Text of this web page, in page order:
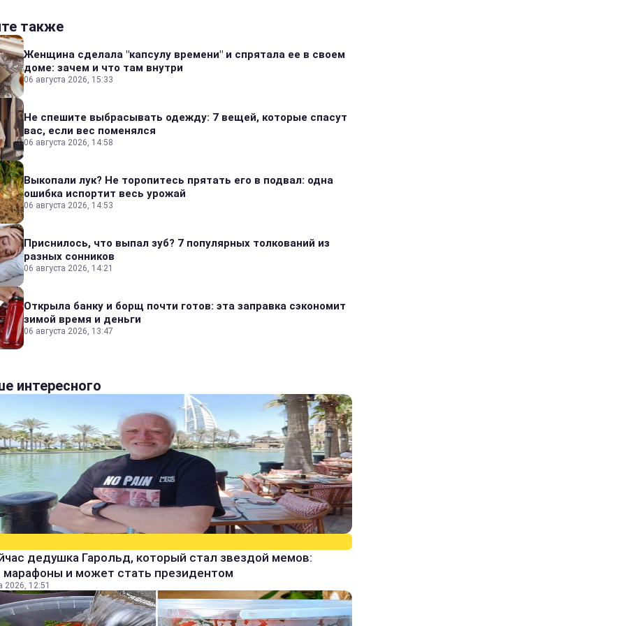
также
Женщина сделала "капсулу времени" и спрятала ее в своем
доме: зачем и что там внутри
06 августа 2026, 15:33
Не спешите выбрасывать одежду: 7 вещей, которые спасут
вас, если вес поменялся
06 августа 2026, 14:58
Выкопали лук? Не торопитесь прятать его в подвал: одна
ошибка испортит весь урожай
06 августа 2026, 14:53
Приснилось, что выпал зуб? 7 популярных толкований из
разных сонников
06 августа 2026, 14:21
Открыла банку и борщ почти готов: эта заправка сэкономит
зимой время и деньги
06 августа 2026, 13:47
интересного
дедушка Гарольд, который стал звездой мемов:
марафоны и может стать президентом
2026, 12:51